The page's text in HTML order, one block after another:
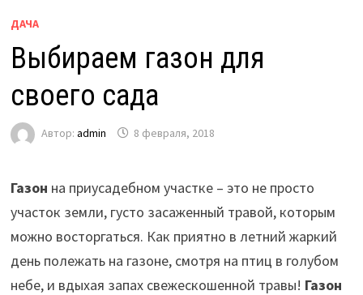
ДАЧА
Выбираем газон для
своего сада
Автор: admin 8 февраля, 2018
Газон на приусадебном участке – это не просто
участок земли, густо засаженный травой, которым
можно восторгаться. Как приятно в летний жаркий
день полежать на газоне, смотря на птиц в голубом
небе, и вдыхая запах свежескошенной травы! Газон